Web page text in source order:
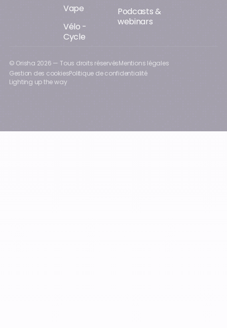
Vape
Vélo -
Cycle
Podcasts &
webinars
© Orisha 2026 — Tous droits réservésMentions légales
Gestion des cookiesPolitique de confidentialité
Lighting up the way